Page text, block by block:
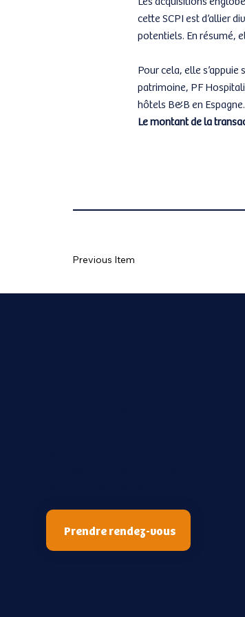
cette SCPI est d’allier
potentiels. En résumé,
Pour cela, elle
patrimoine, PF
hôtels B&B en Espagne.
Le montant de la
Previous Item
Prendre rendez-vous